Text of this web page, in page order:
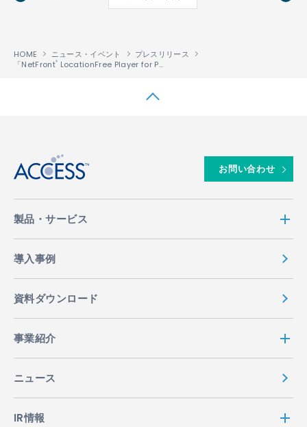
HOME ニュース・イベント
プレスリリース
「NetFront® LocationFree Player for Pocket PC」販売開始
お問い合わせ
製品・サービス
導入事例
資料ダウンロード
事業紹介
ニュース
IR情報